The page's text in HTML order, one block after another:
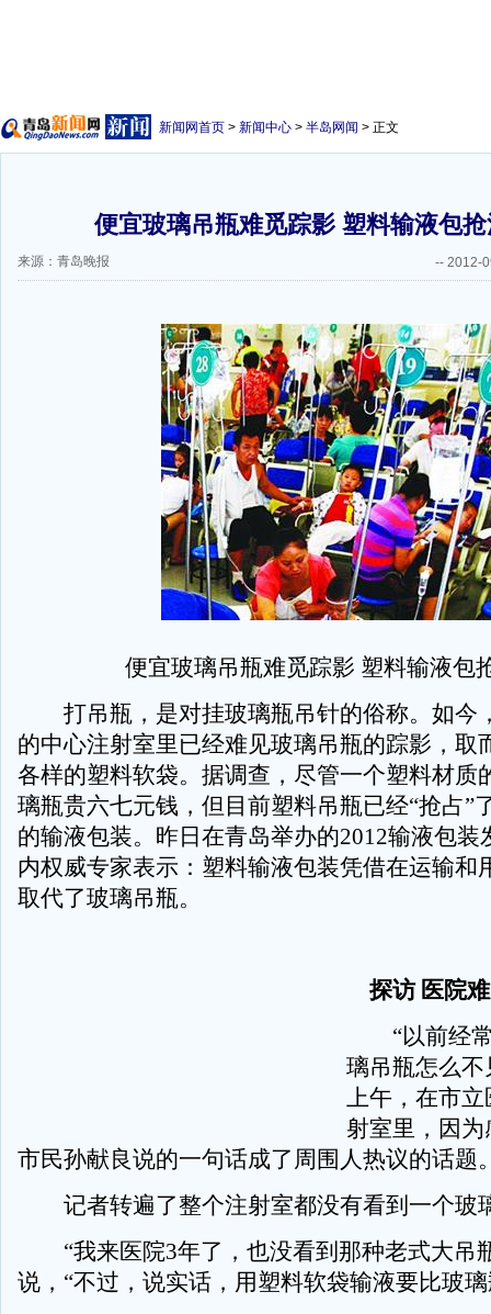
新闻网首页 > 新闻中心 > 半岛网闻 > 正文
便宜玻璃吊瓶难觅踪影 塑料输液包
来源：青岛晚报 -- 2012-
便宜玻璃吊瓶难觅踪影 塑料输液包
打吊瓶，是对挂玻璃瓶吊针的俗称。如今
的中心注射室里已经难见玻璃吊瓶的踪影，取
各样的塑料软袋。据调查，尽管一个塑料材质
璃瓶贵六七元钱，但目前塑料吊瓶已经“抢占”
的输液包装。昨日在青岛举办的2012输液包装
内权威专家表示：塑料输液包装凭借在运输和
取代了玻璃吊瓶。
探访 医院
“以前经常
璃吊瓶怎么不
上午，在市
射室里，因
市民孙献良说的一句话成了周围人热议的话题
记者转遍了整个注射室都没有看到一个玻
“我来医院3年了，也没看到那种老式大吊
说，“不过，说实话，用塑料软袋输液要比玻